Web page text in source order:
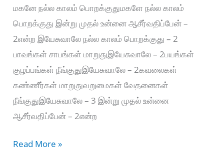
மகனே நல்ல காலம் பொறக்குதுமகளே நல்ல காலம்
பொறக்குது இன்று முதல் உன்னை ஆசீர்வதிப்பேன் –
2என்ற இயேசுவாலே நல்ல காலம் பொறக்குது – 2
பாவங்கள் சாபங்கள் மாறுதுஇயேசுவாலே – 2பயங்கள்
குழப்பங்கள் நீங்குதுஇயேசுவாலே – 2கவலைகள்
கண்ணீர்கள் மாறுதுவறுமைகள் வேதனைகள்
நீங்குதுஇயேசுவாலே – 3 இன்று முதல் உன்னை
ஆசீர்வதிப்பேன் – 2என்ற
நல்ல
Read More »